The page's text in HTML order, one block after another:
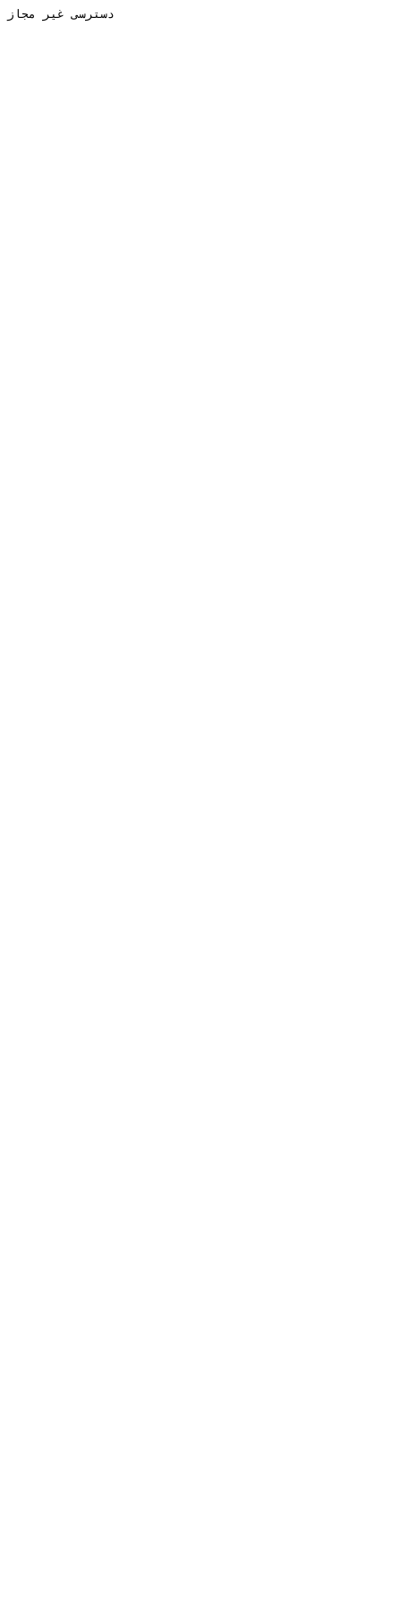
دسترسی غیر مجاز